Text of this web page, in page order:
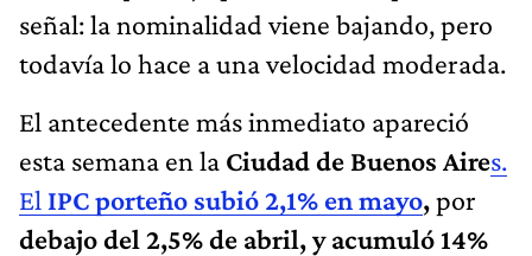
señal: la nominalidad viene bajando, pero
todavía lo hace a una velocidad moderada.
El antecedente más inmediato apareció
esta semana en la Ciudad de Buenos Aires.
El IPC porteño subió 2,1% en mayo,por
debajo del 2,5% de abril, y acumuló 14%